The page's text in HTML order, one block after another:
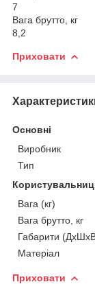
7
Вага брутто, кг
8,2
Приховати
Основні
Виробник
Тип
Вага (кг)
Вага брутто, кг
Габарити
Матеріал
Приховати